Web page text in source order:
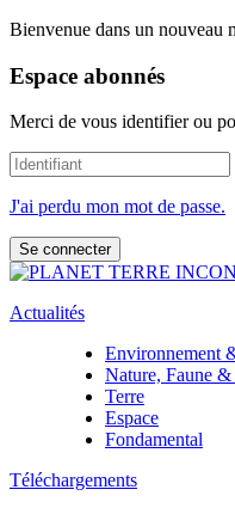
Bienvenue dans un nouveau
Espace abonnés
Merci de vous identifier ou
J'ai perdu mon mot de passe.
Actualités
Environnement
Nature, Faune
Terre
Espace
Fondamental
Téléchargements